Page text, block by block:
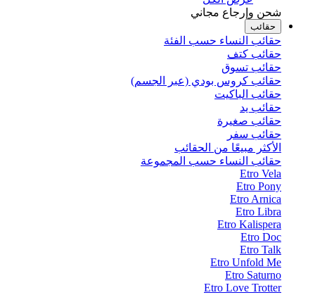
شحن وإرجاع مجاني
حقائب
حقائب النساء حسب الفئة
حقائب كتف
حقائب تسوق
حقائب كروس بودي (عبر الجسم)
حقائب الباكيت
حقائب يد
حقائب صغيرة
حقائب سفر
الأكثر مبيعًا من الحقائب
حقائب النساء حسب المجموعة
Etro Vela
Etro Pony
Etro Arnica
Etro Libra
Etro Kalispera
Etro Doc
Etro Talk
Etro Unfold Me
Etro Saturno
Etro Love Trotter